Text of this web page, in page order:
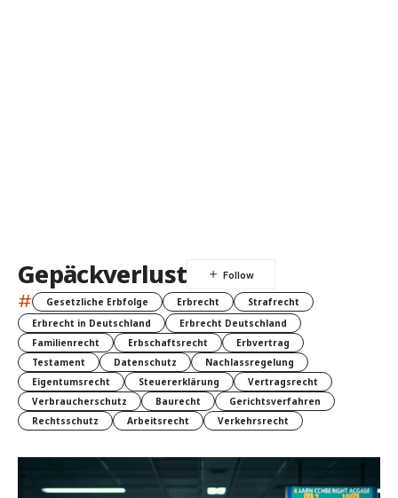
Gepäckverlust
# Gesetzliche Erbfolge Erbrecht
Strafrecht
Erbrecht in Deutschland
Erbrecht Deutschland
Familienrecht
Erbschaftsrecht
Erbvertrag
Testament
Datenschutz
Nachlassregelung
Eigentumsrecht
Steuererklärung
Vertragsrecht
Verbraucherschutz
Baurecht
Gerichtsverfahren
Rechtsschutz
Arbeitsrecht Verkehrsrecht